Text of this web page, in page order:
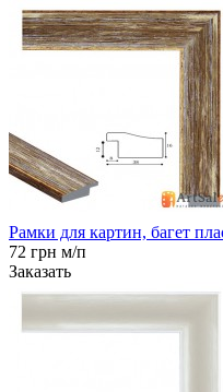
Рамки для картин, багет
72 грн м/п
Заказать